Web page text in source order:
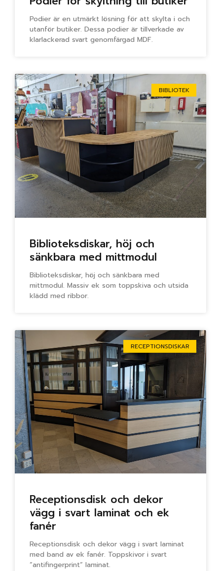
Podier är en utmärkt lösning för att skylta i och
utanför butiker. Dessa podier är tillverkade av
klarlackerad svart genomfärgad MDF.
BIBLIOTEK
Biblioteksdiskar, höj och
sänkbara med mittmodul
Biblioteksdiskar, höj och sänkbara med
mittmodul. Massiv ek som toppskiva och utsida
klädd med ribbor.
RECEPTIONSDISKAR
Receptionsdisk och dekor
vägg i svart laminat och ek
fanér
Receptionsdisk och dekor vägg i svart laminat
med band av ek fanér. Toppskivor i svart
”antifingerprint” laminat.